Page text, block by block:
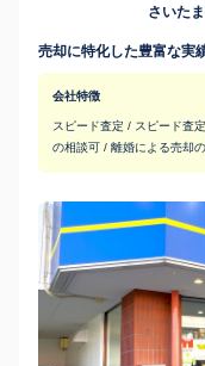
さいた
売却に特化した豊富な実
会社特徴
スピード査定 / スピード査
の相談可 / 離婚による売却